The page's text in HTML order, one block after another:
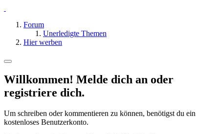
Forum
Unerledigte Themen
Hier werben
Willkommen! Melde dich an oder
registriere dich.
Um schreiben oder kommentieren zu können, benötigst du ein
kostenloses Benutzerkonto.